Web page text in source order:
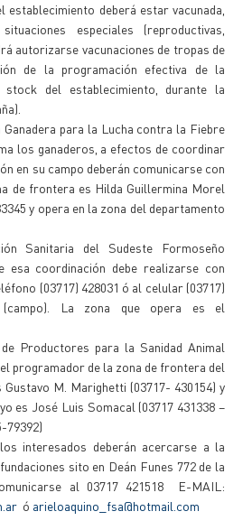
establecimiento deberá estar vacunada,
especiales (reproductivas,
autorizarse vacunaciones de tropas de
de la programación efectiva de la
del establecimiento, durante la
para la Lucha contra la Fiebre
los ganaderos, a efectos de coordinar
en su campo deberán comunicarse con
de frontera es Hilda Guillermina Morel
y opera en la zona del departamento
Sanitaria del Sudeste Formoseño
esa coordinación debe realizarse con
(03717) 428031 ó al celular (03717)
(campo). La zona que opera es el
Productores para la Sanidad Animal
programador de la zona de frontera del
M. Marighetti (03717- 430154) y
es José Luis Somacal (03717 431338 –
79392)
interesados deberán acercarse a la
sito en Deán Funes 772 de la
al 03717 421518 E-MAIL:
ó arieloaquino_fsa@hotmail.com